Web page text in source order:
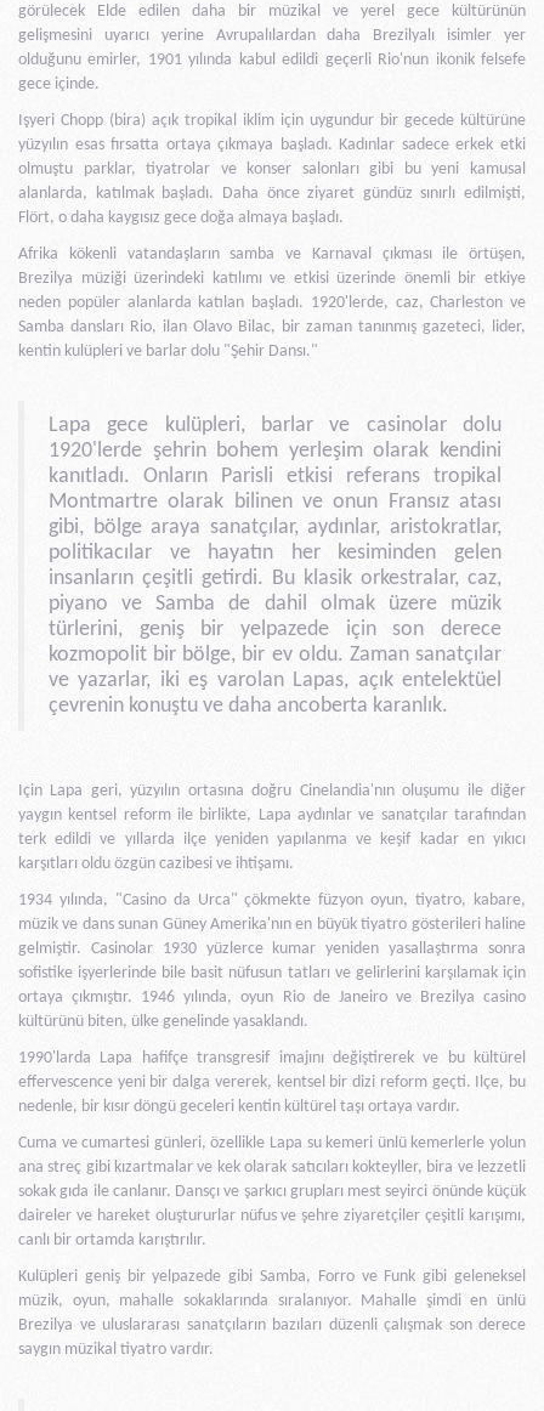
görülecek Elde edilen daha bir müzikal ve yerel gece kültürünün
gelişmesini uyarıcı yerine Avrupalılardan daha Brezilyalı isimler yer
olduğunu emirler, 1901 yılında kabul edildi geçerli Rio'nun ikonik felsefe
gece içinde.
Işyeri Chopp (bira) açık tropikal iklim için uygundur bir gecede kültürüne
yüzyılın esas fırsatta ortaya çıkmaya başladı. Kadınlar sadece erkek etki
olmuştu parklar, tiyatrolar ve konser salonları gibi bu yeni kamusal
alanlarda, katılmak başladı. Daha önce ziyaret gündüz sınırlı edilmişti,
Flört, o daha kaygısız gece doğa almaya başladı.
Afrika kökenli vatandaşların samba ve Karnaval çıkması ile örtüşen,
Brezilya müziği üzerindeki katılımı ve etkisi üzerinde önemli bir etkiye
neden popüler alanlarda katılan başladı. 1920'lerde, caz, Charleston ve
Samba dansları Rio, ilan Olavo Bilac, bir zaman tanınmış gazeteci, lider,
kentin kulüpleri ve barlar dolu "Şehir Dansı."
Lapa gece kulüpleri, barlar ve casinolar dolu
1920'lerde şehrin bohem yerleşim olarak kendini
kanıtladı. Onların Parisli etkisi referans tropikal
Montmartre olarak bilinen ve onun Fransız atası
gibi, bölge araya sanatçılar, aydınlar, aristokratlar,
politikacılar ve hayatın her kesiminden gelen
insanların çeşitli getirdi. Bu klasik orkestralar, caz,
piyano ve Samba de dahil olmak üzere müzik
türlerini, geniş bir yelpazede için son derece
kozmopolit bir bölge, bir ev oldu. Zaman sanatçılar
ve yazarlar, iki eş varolan Lapas, açık entelektüel
çevrenin konuştu ve daha ancoberta karanlık.
Için Lapa geri, yüzyılın ortasına doğru Cinelandia'nın oluşumu ile diğer
yaygın kentsel reform ile birlikte, Lapa aydınlar ve sanatçılar tarafından
terk edildi ve yıllarda ilçe yeniden yapılanma ve keşif kadar en yıkıcı
karşıtları oldu özgün cazibesi ve ihtişamı.
1934 yılında, "Casino da Urca" çökmekte füzyon oyun, tiyatro, kabare,
müzik ve dans sunan Güney Amerika'nın en büyük tiyatro gösterileri haline
gelmiştir. Casinolar 1930 yüzlerce kumar yeniden yasallaştırma sonra
sofistike işyerlerinde bile basit nüfusun tatları ve gelirlerini karşılamak için
ortaya çıkmıştır. 1946 yılında, oyun Rio de Janeiro ve Brezilya casino
kültürünü biten, ülke genelinde yasaklandı.
1990'larda Lapa hafifçe transgresif imajını değiştirerek ve bu kültürel
effervescence yeni bir dalga vererek, kentsel bir dizi reform geçti. Ilçe, bu
nedenle, bir kısır döngü geceleri kentin kültürel taşı ortaya vardır.
Cuma ve cumartesi günleri, özellikle Lapa su kemeri ünlü kemerlerle yolun
ana streç gibi kızartmalar ve kek olarak satıcıları kokteyller, bira ve lezzetli
sokak gıda ile canlanır. Dansçı ve şarkıcı grupları mest seyirci önünde küçük
daireler ve hareket oluştururlar nüfus ve şehre ziyaretçiler çeşitli karışımı,
canlı bir ortamda karıştırılır.
Kulüpleri geniş bir yelpazede gibi Samba, Forro ve Funk gibi geleneksel
müzik, oyun, mahalle sokaklarında sıralanıyor. Mahalle şimdi en ünlü
Brezilya ve uluslararası sanatçıların bazıları düzenli çalışmak son derece
saygın müzikal tiyatro vardır.